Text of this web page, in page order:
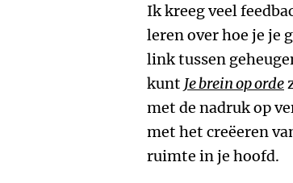
Ik kreeg veel
leren over hoe je je
link tussen
kunt Je brein op orde
met de nadruk op
met het creëeren
ruimte in je hoofd.